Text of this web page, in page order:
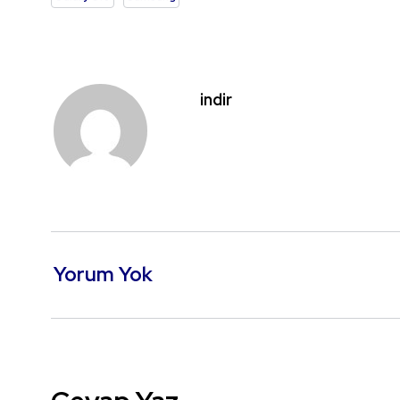
indir
Yorum Yok